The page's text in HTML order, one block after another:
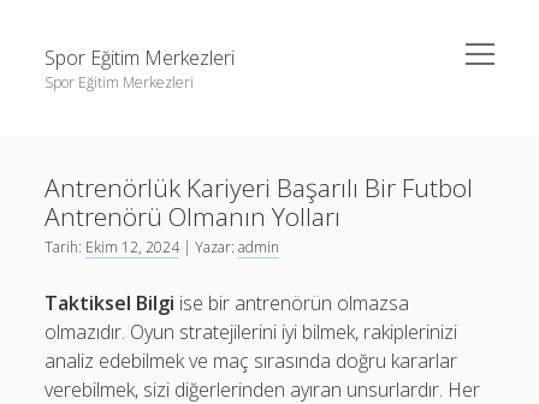
Spor Eğitim Merkezleri
Spor Eğitim Merkezleri
menüyü
aç
Sayfa Listesi
Şifresiz Instagram Beğeni Arttırma
Liste
Şifresiz Instagram Beğeni Arttırma
Tiktok Yorum Yükleme Bedava
Antrenörlük Kariyeri Başarılı Bir Futbol
Antrenörü Olmanın Yolları
Tarih: Ekim 12, 2024| Yazar:admin
Taktiksel Bilgi ise bir antrenörün olmazsa
olmazıdır. Oyun stratejilerini iyi bilmek, rakiplerinizi
analiz edebilmek ve maç sırasında doğru kararlar
verebilmek, sizi diğerlerinden ayıran unsurlardır. Her